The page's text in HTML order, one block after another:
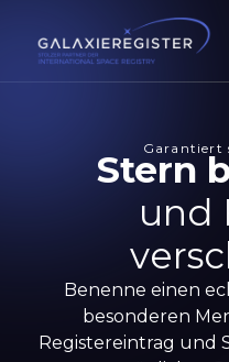
zum
Inhalt
Garantiert
Stern
und
Benenne einen
besonderen
Registereintrag und